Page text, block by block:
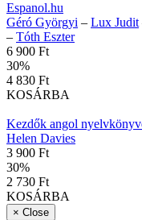
Espanol.hu
Géró Györgyi – Lux Judit
– Tóth Eszter
6 900 Ft
30%
4 830 Ft
KOSÁRBA
Kezdők angol
Helen Davies
3 900 Ft
30%
2 730 Ft
KOSÁRBA
× Close